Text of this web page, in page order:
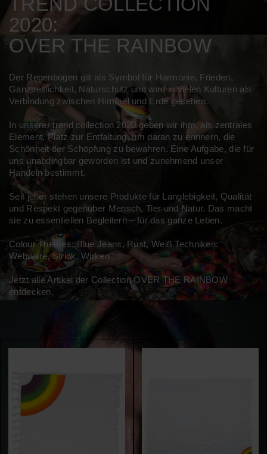
SALE
ACCESSOIRES
ACCESSOIRES
HOSEN
SALE
2020:
OVER THE RAINBOW
Der Regenbogen gilt als Symbol für Harmonie, Frieden,
Ganzheitlichkeit, Naturschutz und wird in vielen Kulturen als
Verbindung zwischen Himmel und Erde gesehen.
In unserer trend collection 2020 geben wir ihm, als zentrales
Element, Platz zur Entfaltung, um daran zu erinnern, die
Schönheit der Schöpfung zu bewahren. Eine Aufgabe, die für
uns unabdingbar geworden ist und zunehmend unser
Handeln bestimmt.
Seit jeher stehen unsere Produkte für Langlebigkeit, Qualität
und Respekt gegenüber Mensch, Tier und Natur. Das macht
sie zu essentiellen Begleitern – für das ganze Leben.
Colour Themes: Blue Jeans, Rust, Weiß Techniken:
Webware, Strick, Wirken
Jetztalle Artikel der Collection OVER THE RAINBOW
entdecken.